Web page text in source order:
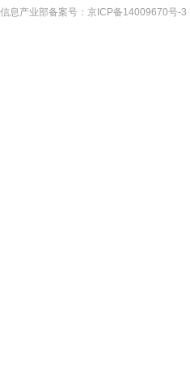
信息产业部备案号： 京ICP备14009670号-3